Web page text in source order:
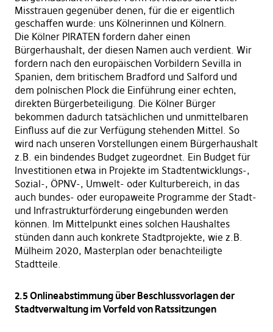
Misstrauen gegenüber denen, für die er eigentlich
geschaffen wurde: uns Kölnerinnen und Kölnern.
Die Kölner PIRATEN fordern daher einen
Bürgerhaushalt, der diesen Namen auch verdient. Wir
fordern nach den europäischen Vorbildern Sevilla in
Spanien, dem britischem Bradford und Salford und
dem polnischen Plock die Einführung einer echten,
direkten Bürgerbeteiligung. Die Kölner Bürger
bekommen dadurch tatsächlichen und unmittelbaren
Einfluss auf die zur Verfügung stehenden Mittel. So
wird nach unseren Vorstellungen einem Bürgerhaushalt
z.B. ein bindendes Budget zugeordnet. Ein Budget für
Investitionen etwa in Projekte im Stadtentwicklungs-,
Sozial-, ÖPNV-, Umwelt- oder Kulturbereich, in das
auch bundes- oder europaweite Programme der Stadt-
und Infrastrukturförderung eingebunden werden
können. Im Mittelpunkt eines solchen Haushaltes
stünden dann auch konkrete Stadtprojekte, wie z.B.
Mülheim 2020, Masterplan oder benachteiligte
Stadtteile.
2.5 Onlineabstimmung über Beschlussvorlagen der
Stadtverwaltung im Vorfeld von Ratssitzungen